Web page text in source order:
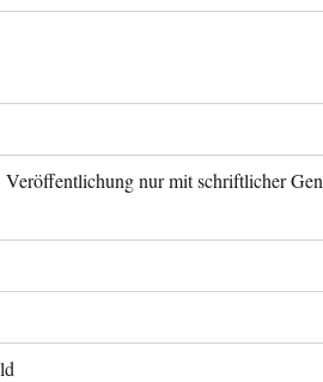
nur mit schriftlicher